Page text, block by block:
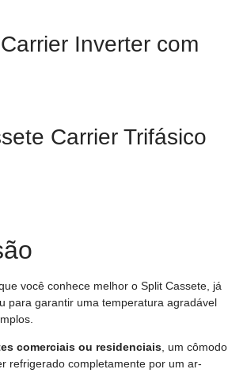
Inverter com
Carrier Trifásico
você conhece melhor o Split Cassete, já
para garantir uma temperatura agradável
comerciais ou residenciais, um cômodo
refrigerado completamente por um ar-